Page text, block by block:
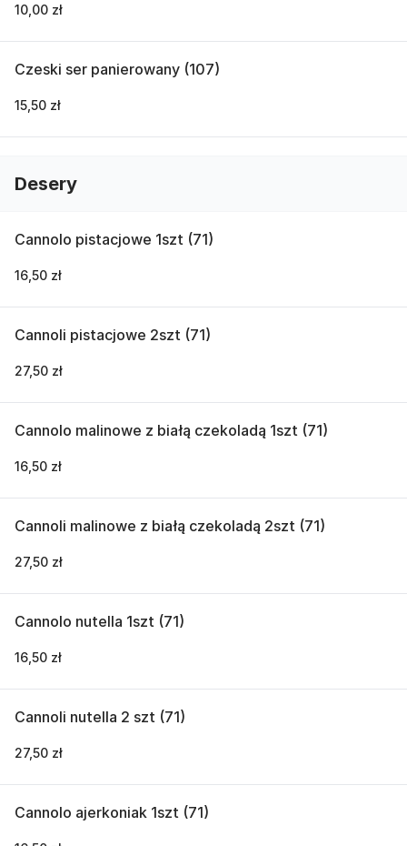
10,00 zł
Czeski ser panierowany (107)
15,50 zł
Desery
Cannolo pistacjowe 1szt (71)
16,50 zł
Cannoli pistacjowe 2szt (71)
27,50 zł
Cannolo malinowe z białą czekoladą 1szt (71)
16,50 zł
Cannoli malinowe z białą czekoladą 2szt (71)
27,50 zł
Cannolo nutella 1szt (71)
16,50 zł
Cannoli nutella 2 szt (71)
27,50 zł
Cannolo ajerkoniak 1szt (71)